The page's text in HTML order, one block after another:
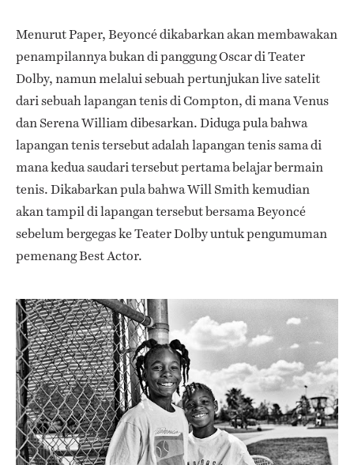
Menurut Paper, Beyoncé dikabarkan akan membawakan
penampilannya bukan di panggung Oscar di Teater
Dolby, namun melalui sebuah pertunjukan live satelit
dari sebuah lapangan tenis di Compton, di mana Venus
dan Serena William dibesarkan. Diduga pula bahwa
lapangan tenis tersebut adalah lapangan tenis sama di
mana kedua saudari tersebut pertama belajar bermain
tenis. Dikabarkan pula bahwa Will Smith kemudian
akan tampil di lapangan tersebut bersama Beyoncé
sebelum bergegas ke Teater Dolby untuk pengumuman
pemenang Best Actor.